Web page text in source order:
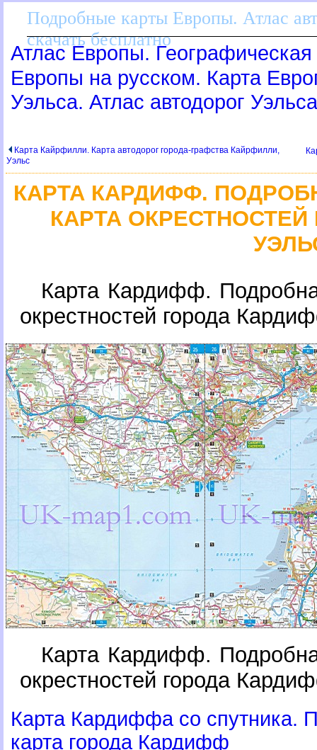
Подробные карты Европы. Атлас
скачать бесплатно
Атлас Европы. Географическая
Европы на русском. Карта
Уэльса. Атлас автодорог Уэльса
Карта Кайрфилли. Карта автодорог города-графства Кайрфилли,
Уэльс
КАРТА КАРДИФФ.
КАРТА
Карта Кардифф.
окрестностей города
Карта Кардифф.
окрестностей города
Карта Кардиффа со спутника.
карта города Кардифф